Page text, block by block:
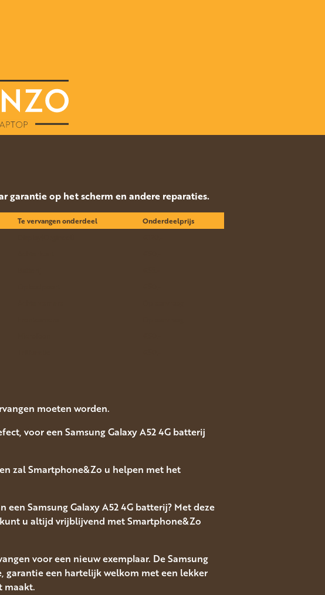
garantie op het scherm en andere reparaties.
Te vervangen onderdeel
Onderdeelprijs
moeten worden.
voor een Samsung Galaxy A52 4G batterij
zal Smartphone&Zo u helpen met het
Samsung Galaxy A52 4G batterij? Met deze
kunt u altijd vrijblijvend met Smartphone&Zo
voor een nieuw exemplaar. De Samsung
garantie een hartelijk welkom met een lekker
maakt.